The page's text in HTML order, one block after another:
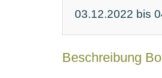
03.12.2022 bis
Beschreibung